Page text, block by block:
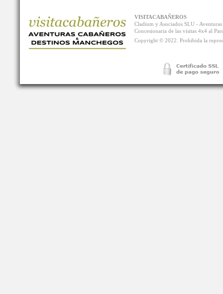
VISITACABAÑEROS
Cladium y Asociados SLU -
Concesionaria de las visitas 4x4 al
Copyright © 2022. Prohibida la